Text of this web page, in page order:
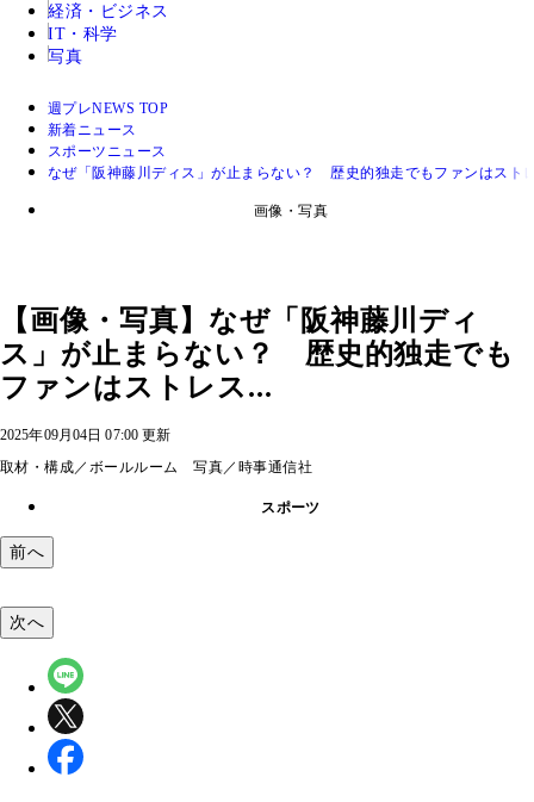
経済・ビジネス
IT・科学
写真
週プレNEWS TOP
新着ニュース
スポーツニュース
なぜ「阪神藤川ディス」が止まらない？ 歴史的独走でもファンはスト
画像・写真
【画像・写真】なぜ「阪神藤川ディ
ス」が止まらない？ 歴史的独走でも
ファンはストレス...
2025年09月04日 07:00 更新
取材・構成／ボールルーム 写真／時事通信社
スポーツ
前へ
次へ